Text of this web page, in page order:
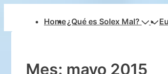
principal
principal
Home¿Qué es Solex Mal?
Mes: mayo 2015